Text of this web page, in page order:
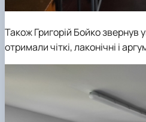
Також Григорій Бойко звернув
отримали чіткі, лаконічні і